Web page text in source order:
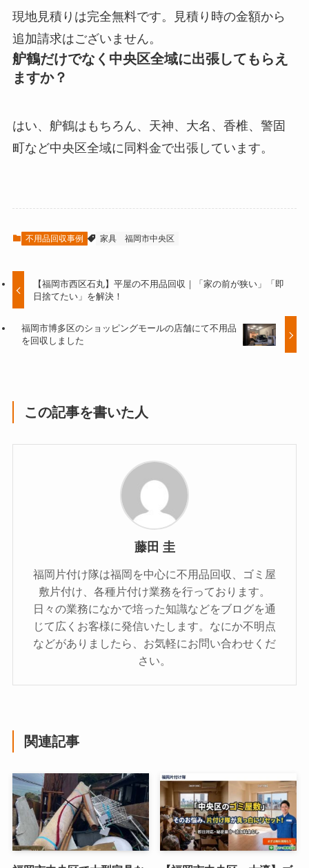
現地見積りは完全無料です。見積り時の金額から
追加請求はございません。
舮鶴だけでなく中央区全域に出張してもらえ
ますか？
はい、舮鶴はもちろん、天神、大名、香椎、警固
町など中央区全域に同料金で出張しています。
不用品回収事例 家具 福岡市中央区
【福岡市西区石丸】平屋の不用品回収｜「家の前が狭い」「即
日捨てたい」を解決！
福岡市博多区のショッピングモールの店舗にて不用品
を回収しました
この記事を書いた人
藤田 圭
福岡片付け隊は福岡を中心に不用品回収、ゴミ屋
敷片付け、各種片付け業務を行っております。
日々の業務になかで培った知識などをブログを通
じて広くお客様に発信いたします。なにか不明点
などがありましたら、お気軽にお問い合わせくだ
さい。
関連記事